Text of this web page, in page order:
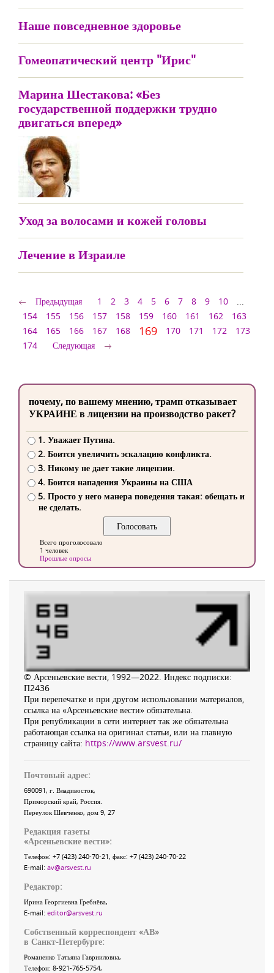
Наше повседневное здоровье
Гомеопатический центр "Ирис"
Марина Шестакова: «Без
государственной поддержки трудно
двигаться вперед»
Уход за волосами и кожей головы
Лечение в Израиле
Предыдущая 1 2 3 4 5 6 7 8 9 10
...
154
155 156 157 158 159 160 161 162
163
164
165 166 167 168 169 170 171 172
173
174
Следующая
почему, по вашему мнению, трамп отказывает
УКРАИНЕ в лицензии на производство ракет?
1. Уважает Путина.
2. Боится увеличить эскалацию конфликта.
3. Никому не дает такие лицензии.
4. Боится нападения Украины на США
5. Просто у него манера поведения такая: обещать и
не сделать.
Всего проголосовало
1 человек
Прошлые опросы
© Арсеньевские вести, 1992—2022. Индекс подписки:
П2436
При перепечатке и при другом использовании материалов,
ссылка на «Арсеньевские вести» обязательна.
При републикации в сети интернет так же обязательна
работающая ссылка на оригинал статьи, или на главную
страницу сайта: https://www.arsvest.ru/
Почтовый адрес:
690091, г. Владивосток,
Приморский край, Россия
Переулок Шевченко, дом 9, 27
Редакция газеты
«Арсеньевские вести»:
Телефон: +7 (423) 240-70-21, факс: +7 (423) 240-70-22
E-mail: av@arsvest.ru
Редактор:
Ирина Георгиевна Гребнёва,
E-mail: editor@arsvest.ru
Собственный корреспондент «АВ»
в Санкт-Петербурге:
Романенко Татьяна Гаврииловна,
Телефон: 8-921-765-5754,